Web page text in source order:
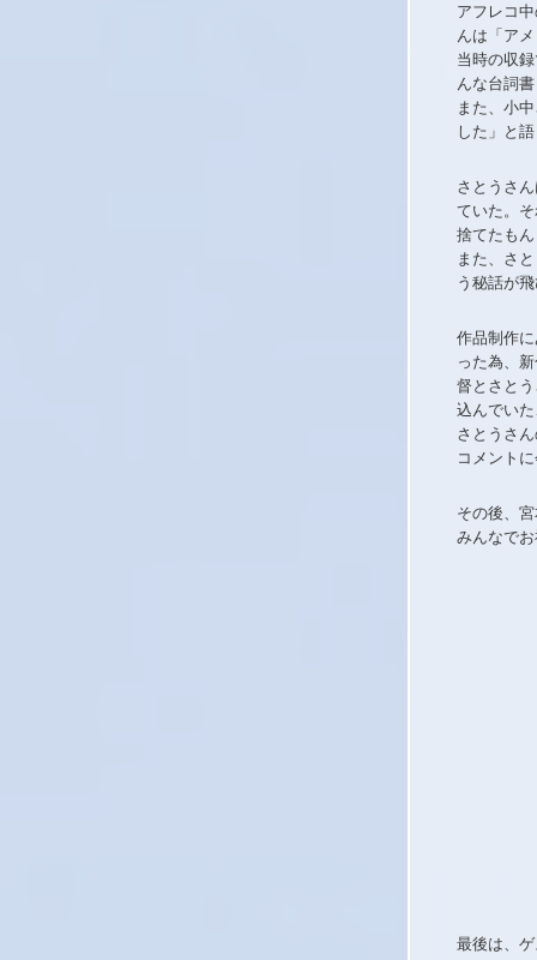
アフレコ
んは「ア
当時の収
んな台詞
また、小
した」と
さとうさ
ていた。
捨てたも
また、さ
う秘話が
作品制作
った為、
督とさと
込んでい
さとうさ
コメント
その後、
みんなで
最後は、